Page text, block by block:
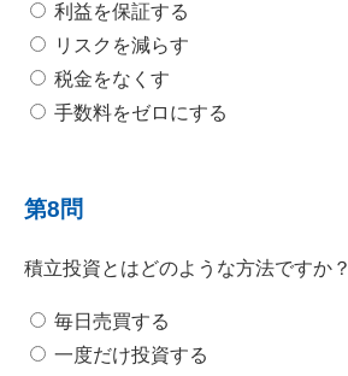
利益を保証する
リスクを減らす
税金をなくす
手数料をゼロにする
第8問
積立投資とはどのような方法ですか？
毎日売買する
一度だけ投資する